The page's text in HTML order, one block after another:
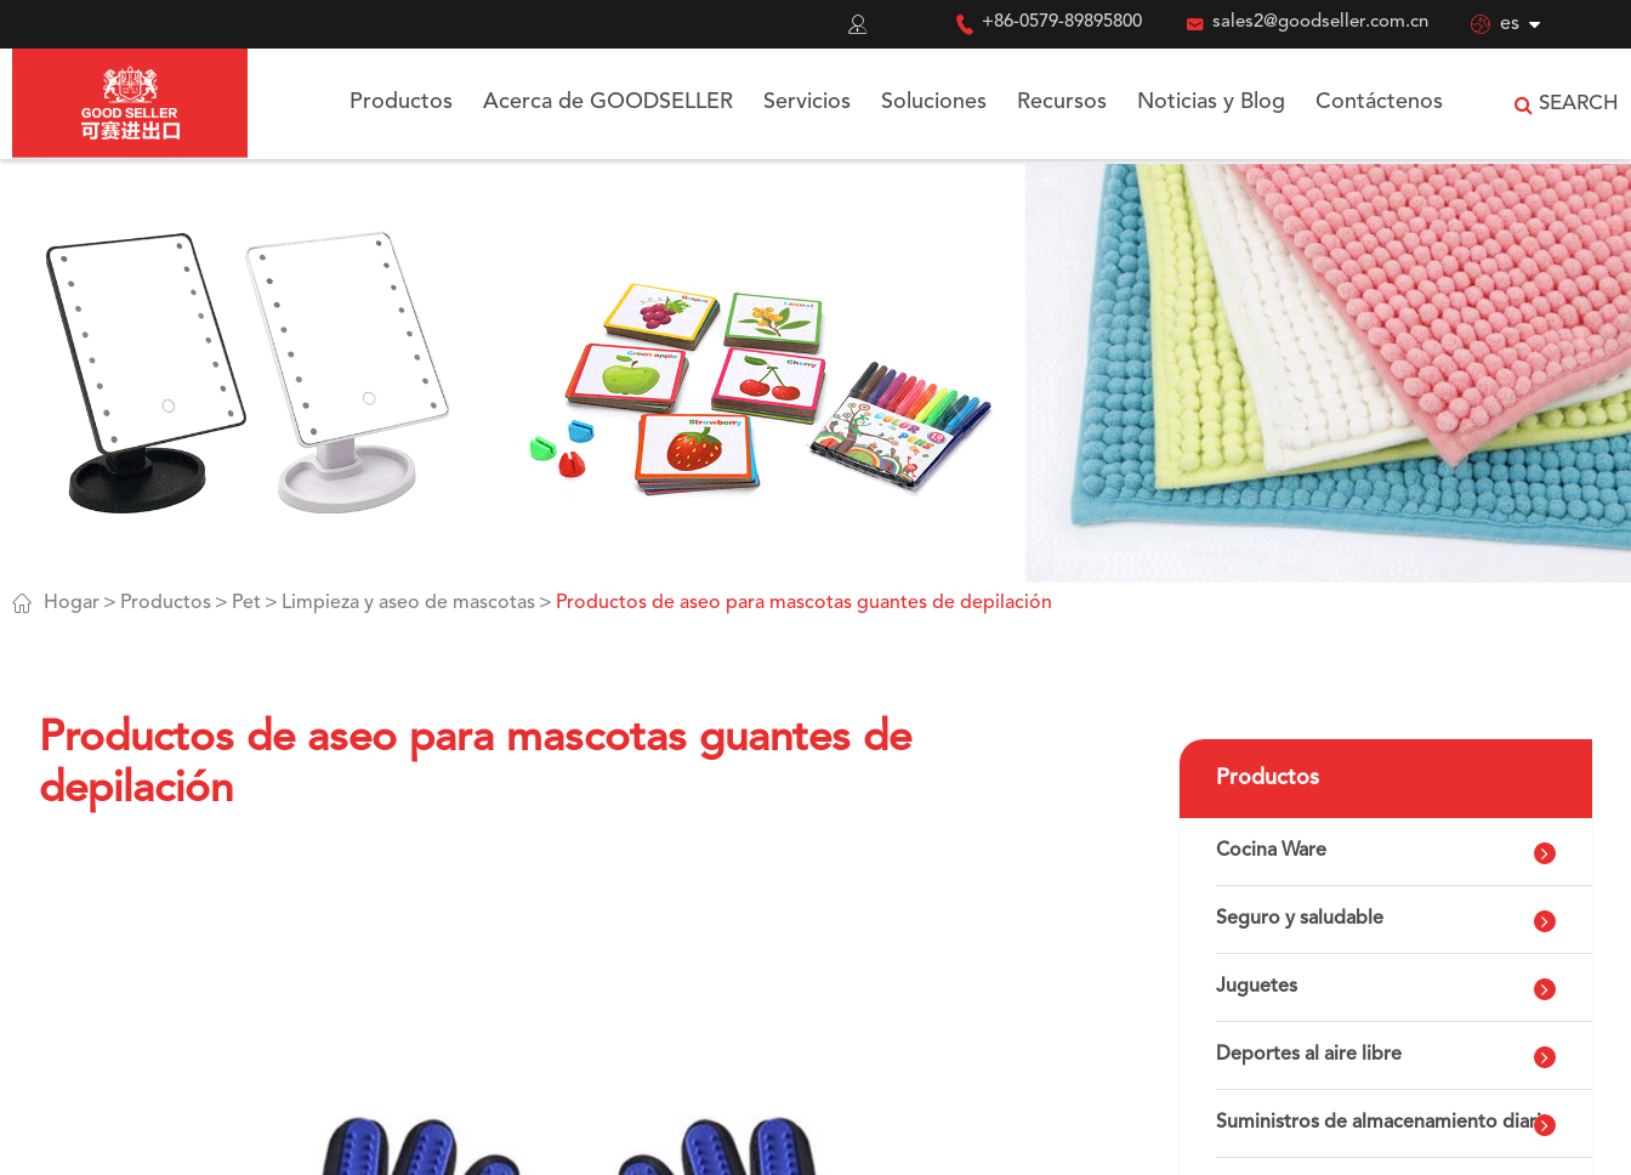
  +86-0579-89895800  sales2@goodseller.com.cn  es
Productos Acerca de GOODSELLER Servicios Soluciones Recursos Noticias y Blog Contáctenos SEARCH
 Hogar Productos Pet Limpieza y aseo de mascotas Productos de aseo para mascotas guantes de depilación
Productos de aseo para mascotas guantes de
depilación
Productos
Cocina Ware
Seguro y saludable
Juguetes
Deportes al aire libre
Suministros de almacenamiento diario